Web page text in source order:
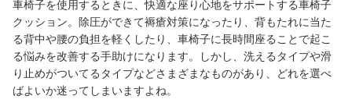
車椅子を使用するときに、快適な座り心地をサポートする車椅子
クッション。除圧ができて褥瘡対策になったり、背もたれに当た
る背中や腰の負担を軽くしたり、車椅子に長時間座ることで起こ
る悩みを改善する手助けになります。しかし、洗えるタイプや滑
り止めがついてるタイプなどさまざまなものがあり、どれを選べ
ばよいか迷ってしまいますよね。